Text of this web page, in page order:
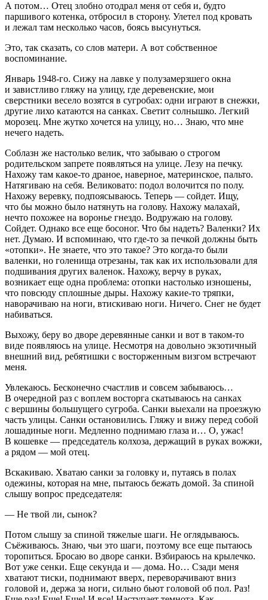
А потом… Отец злобно отодрал меня от себя и, будто
паршивого котенка, отбросил в сторону. Улетел под кровать
и лежал там несколько часов, боясь высунуться.
Это, так сказать, со слов матери. А вот собственное
воспоминание.
Январь 1948-го. Сижу на лавке у полузамерзшего окна
и завистливо гляжу на улицу, где деревенские, мои
сверстники весело возятся в сугробах: одни играют в снежки,
другие лихо катаются на санках. Светит солнышко. Легкий
морозец. Мне жутко хочется на улицу, но… Знаю, что мне
нечего надеть.
Соблазн же настолько велик, что забываю о строгом
родительском запрете появляться на улице. Лезу на печку.
Нахожу там какое-то драное, наверное, материнское, пальто.
Натягиваю на себя. Великовато: подол волочится по полу.
Нахожу веревку, подпоясываюсь. Теперь — сойдет. Ищу,
что бы можно было натянуть на голову. Нахожу малахай,
нечто похожее на воронье гнездо. Водружаю на голову.
Сойдет. Однако все еще босоног. Что бы надеть? Валенки? Их
нет. Думаю. И вспоминаю, что где-то за печкой должны быть
«отопки». Не знаете, что это такое? Это когда-то были
валенки, но голенища отрезаны, так как их использовали для
подшивания других валенок. Нахожу, верчу в руках,
возникает еще одна проблема: отопки настолько изношены,
что повсюду сплошные дыры. Нахожу какие-то тряпки,
наворачиваю на ноги, втискиваю ноги. Ничего. Снег не будет
набиваться.
Выхожу, беру во дворе деревянные санки и вот в таком-то
виде появляюсь на улице. Несмотря на довольно экзотичный
внешний вид, ребятишки с восторженным визгом встречают
меня.
Увлекаюсь. Бесконечно счастлив и совсем забываюсь…
В очередной раз с воплем восторга скатываюсь на санках
с вершины большущего сугроба. Санки выехали на проезжую
часть улицы. Санки остановились. Гляжу и вижу перед собой
лошадиные ноги. Медленно поднимаю глаза и… О, ужас!
В кошевке — председатель колхоза, держащий в руках вожжи,
а рядом — мой отец.
Вскакиваю. Хватаю санки за головку и, путаясь в полах
одежины, которая на мне, пытаюсь бежать домой. За спиной
слышу вопрос председателя:
— Не твой ли, сынок?
Потом слышу за спиной тяжелые шаги. Не оглядываюсь.
Съёживаюсь. Знаю, чьи это шаги, поэтому все еще пытаюсь
торопиться. Бросаю во дворе санки. Взбираюсь на крылечко.
Вот уже сенки. Еще секунда и — дома. Но… Сзади меня
хватают тиски, поднимают вверх, переворачивают вниз
головой и, держа за ноги, сильно бьют головой об пол. Раз!